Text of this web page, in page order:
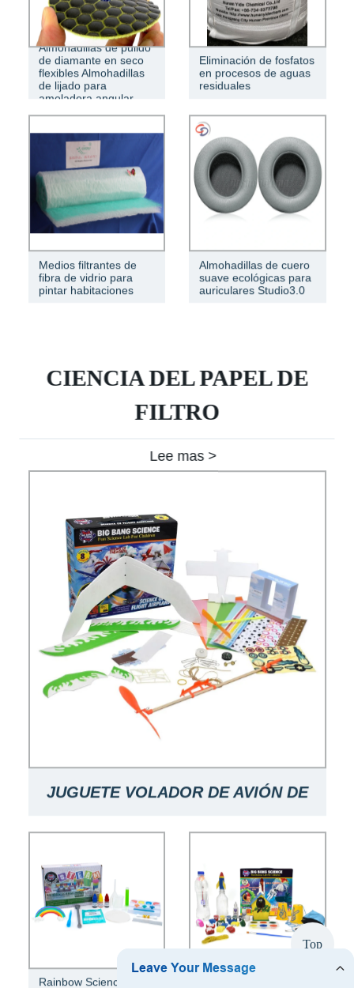
Almohadillas de pulido
de diamante en seco
flexibles Almohadillas
de lijado para
amoladora angular
Eliminación de fosfatos
en procesos de aguas
residuales
Medios filtrantes de
fibra de vidrio para
pintar habitaciones
Almohadillas de cuero
suave ecológicas para
auriculares Studio3.0
CIENCIA DEL PAPEL DE
FILTRO
Lee mas >
JUGUETE VOLADOR DE AVIÓN DE
CIENCIA DIY
Rainbow Science Toy
Juguete de ciencia
Top